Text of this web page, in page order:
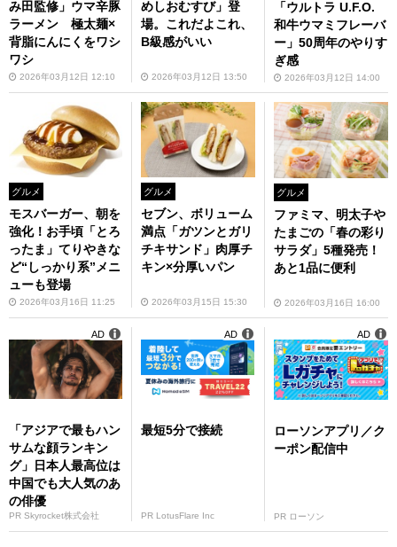
み田監修」ウマ辛豚
ラーメン 極太麺×
背脂にんにくをワシ
ワシ
2026年03月12日 12:10
めしおむすび」登
場。これだよこれ、
B級感がいい
2026年03月12日 13:50
「ウルトラ U.F.O.
和牛ウマミフレーバ
ー」50周年のやりす
ぎ感
2026年03月12日 14:00
グルメ
モスバーガー、朝を
強化！お手頃「とろ
ったま」てりやきな
ど“しっかり系”メニ
ューも登場
2026年03月16日 11:25
グルメ
セブン、ボリューム
満点「ガツンとガリ
チキサンド」肉厚チ
キン×分厚いパン
2026年03月15日 15:30
グルメ
ファミマ、明太子や
たまごの「春の彩り
サラダ」5種発売！
あと1品に便利
2026年03月16日 16:00
「アジアで最もハン
サムな顔ランキン
グ」日本人最高位は
中国でも大人気のあ
の俳優
PR Skyrocket株式会社
AD
最短5分で接続
PR LotusFlare Inc
AD
ローソンアプリ／ク
ーポン配信中
PR ローソン
AD